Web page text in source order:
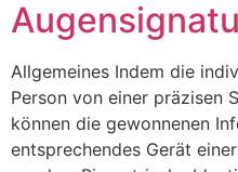
Allgemeines Indem die
Person von einer präzisen
können die gewonnenen
entsprechendes Gerät